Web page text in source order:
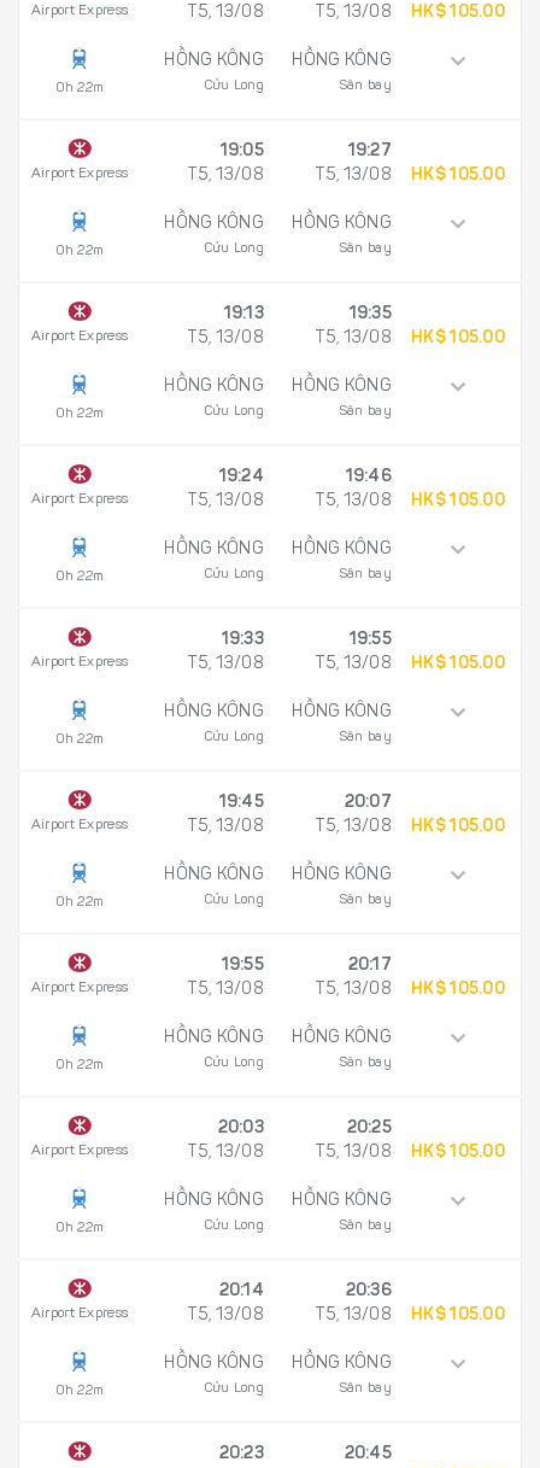
Airport Express
0h 22m
T5, 13/08
HỒNG KÔNG
Cửu Long
T5, 13/08
HỒNG KÔNG
Sân bay
HK$ 105.00
Airport Express
0h 22m
19:05
T5, 13/08
HỒNG KÔNG
Cửu Long
19:27
T5, 13/08
HỒNG KÔNG
Sân bay
HK$ 105.00
Airport Express
0h 22m
19:13
T5, 13/08
HỒNG KÔNG
Cửu Long
19:35
T5, 13/08
HỒNG KÔNG
Sân bay
HK$ 105.00
Airport Express
0h 22m
19:24
T5, 13/08
HỒNG KÔNG
Cửu Long
19:46
T5, 13/08
HỒNG KÔNG
Sân bay
HK$ 105.00
Airport Express
0h 22m
19:33
T5, 13/08
HỒNG KÔNG
Cửu Long
19:55
T5, 13/08
HỒNG KÔNG
Sân bay
HK$ 105.00
Airport Express
0h 22m
19:45
T5, 13/08
HỒNG KÔNG
Cửu Long
20:07
T5, 13/08
HỒNG KÔNG
Sân bay
HK$ 105.00
Airport Express
0h 22m
19:55
T5, 13/08
HỒNG KÔNG
Cửu Long
20:17
T5, 13/08
HỒNG KÔNG
Sân bay
HK$ 105.00
Airport Express
0h 22m
20:03
T5, 13/08
HỒNG KÔNG
Cửu Long
20:25
T5, 13/08
HỒNG KÔNG
Sân bay
HK$ 105.00
Airport Express
0h 22m
20:14
T5, 13/08
HỒNG KÔNG
Cửu Long
20:36
T5, 13/08
HỒNG KÔNG
Sân bay
HK$ 105.00
20:23
20:45